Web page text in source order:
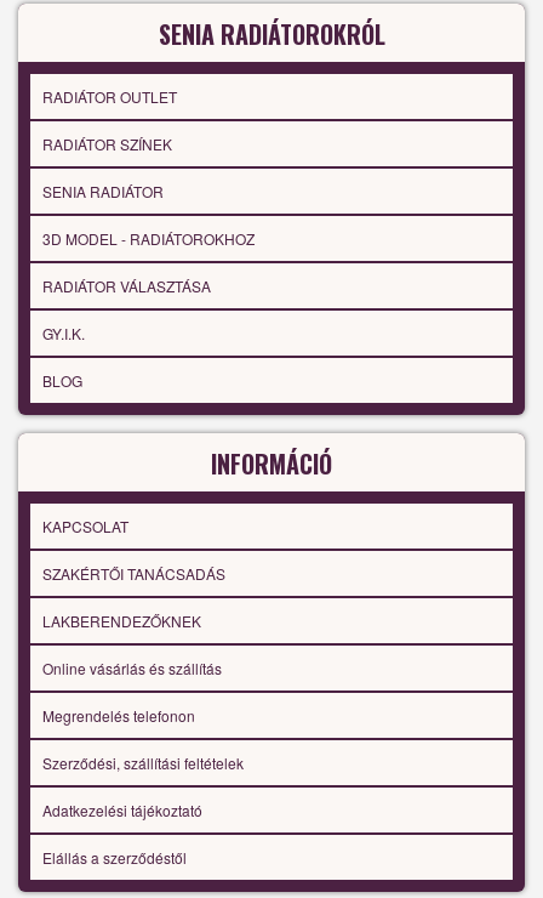
SENIA RADIÁTOROKRÓL
RADIÁTOR OUTLET
RADIÁTOR SZÍNEK
SENIA RADIÁTOR
3D MODEL - RADIÁTOROKHOZ
RADIÁTOR VÁLASZTÁSA
GY.I.K.
BLOG
INFORMÁCIÓ
KAPCSOLAT
SZAKÉRTŐI TANÁCSADÁS
LAKBERENDEZŐKNEK
Online vásárlás és szállítás
Megrendelés telefonon
Szerződési, szállítási feltételek
Adatkezelési tájékoztató
Elállás a szerződéstől